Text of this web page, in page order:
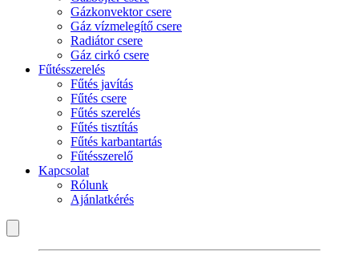
Gázkonvektor csere
Gáz vízmelegítő csere
Radiátor csere
Gáz cirkó csere
Fűtésszerelés
Fűtés javítás
Fűtés csere
Fűtés szerelés
Fűtés tisztítás
Fűtés karbantartás
Fűtésszerelő
Kapcsolat
Rólunk
Ajánlatkérés